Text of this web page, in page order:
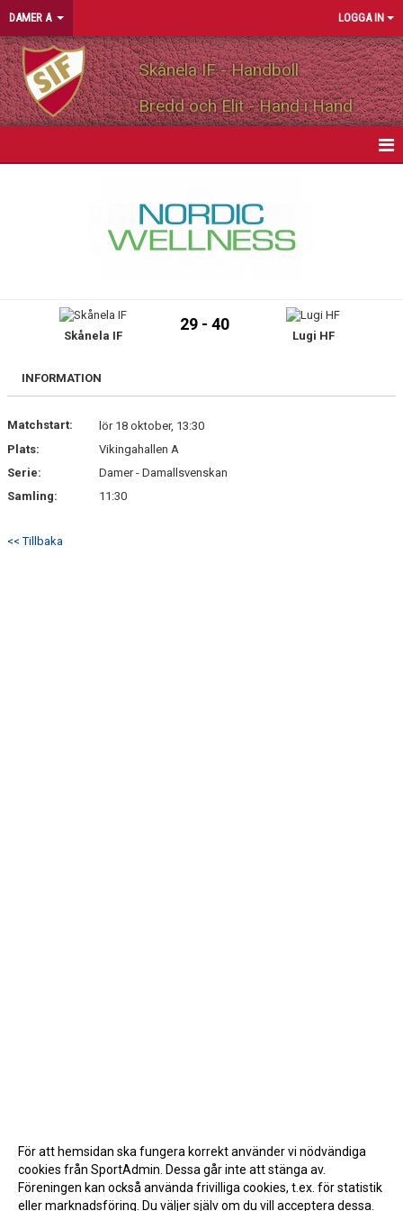
DAMER A LOGGA IN
Skånela IF - Handboll
Bredd och Elit - Hand i Hand
BILDGALLERI
KONTAKT
Skånela IF
29 - 40
Lugi HF
INFORMATION
Matchstart:
lör 18 oktober, 13:30
Plats:
Vikingahallen A
Serie:
Damer - Damallsvenskan
Samling:
11:30
<< Tillbaka
För att hemsidan ska fungera korrekt använder vi nödvändiga
cookies från SportAdmin. Dessa går inte att stänga av.
Föreningen kan också använda frivilliga cookies, t.ex. för statistik
eller marknadsföring. Du väljer själv om du vill acceptera dessa.